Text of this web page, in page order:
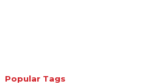
Popular Tags